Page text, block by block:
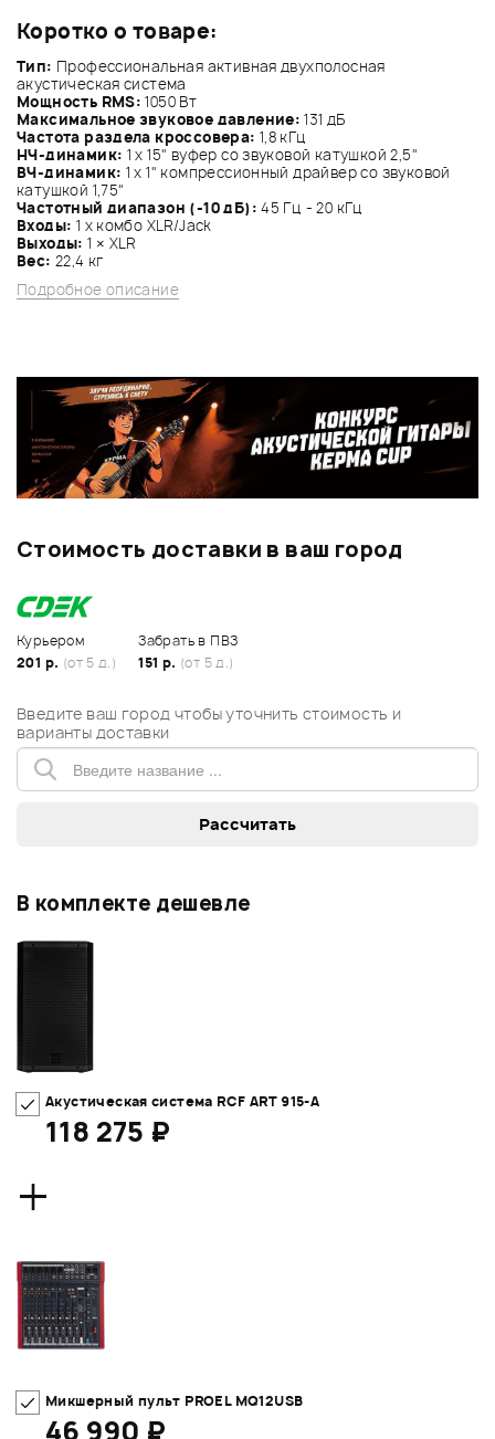
Коротко о товаре:
Тип: Профессиональная активная двухполосная
акустическая система
Мощность RMS: 1050 Вт
Максимальное звуковое давление: 131 дБ
Частота раздела кроссовера: 1,8 кГц
НЧ-динамик: 1 x 15" вуфер со звуковой катушкой 2,5"
ВЧ-динамик: 1 x 1" компрессионный драйвер со звуковой
катушкой 1,75"
Частотный диапазон (-10 дБ): 45 Гц - 20 кГц
Входы: 1 х комбо XLR/Jack
Выходы: 1 × XLR
Вес: 22,4 кг
Подробное описание
Стоимость доставки в ваш город
Курьером
201 р. (от 5 д.)
Забрать в ПВЗ
151 р. (от 5 д.)
Введите ваш город чтобы уточнить стоимость и
варианты доставки
В комплекте дешевле
Акустическая система RCF ART 915-A
118 275 ₽
+
Микшерный пульт PROEL MQ12USB